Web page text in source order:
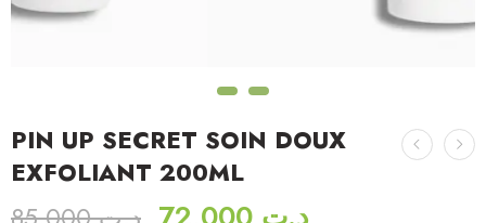
PIN UP SECRET SOIN DOUX
EXFOLIANT 200ML